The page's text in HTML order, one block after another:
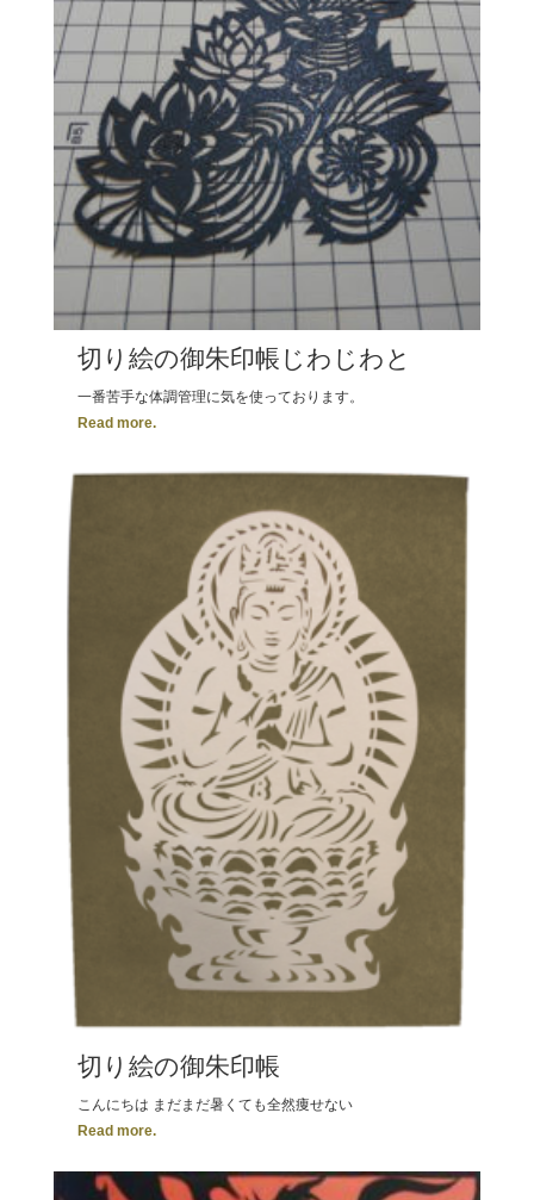
切り絵の御朱印帳じわじわと
一番苦手な体調管理に気を使っております。
Read more.
切り絵の御朱印帳
こんにちは まだまだ暑くても全然痩せない
Read more.